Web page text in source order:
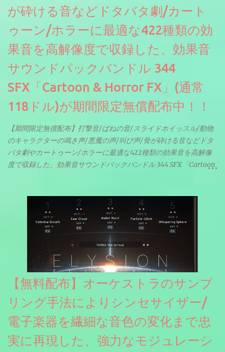
が砕ける音などドタバタ劇/カート
ゥーン/ホラーに最適な422種類の効
果音を高解像度で収録した、効果音
サウンドパックバンドル 344
SFX「Cartoon & Horror FX」(通常
118ドル)が期間限定無償配布中！！
【期間限定無償配布】打撃音/ばねの音/スライドホイッスル/動物
のキャラクターの鳴き声/悪魔の声/叫び声/骨が砕ける音などドタ
バタ劇やカートゥーン/ホラーに最適な422種類の効果音を高解像
度で収録した、効果音サウンドパックバンドル 344 SFX「Cartoon
【無料配布】オーケストラのサンプ
リング手法によりシンセサイザー/
電子楽器を繊細な音色の変化まで忠
実に再現した、強力なモジュレーシ